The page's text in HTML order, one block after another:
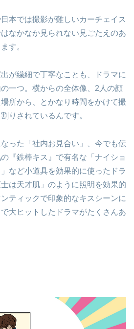
本では撮影が難しいカーチェイス
なかなか見られない見ごたえのあ
す。
が繊細で丁寧なことも、ドラマに
一つ。横からの全体像、2人の顔
所から、とかなり時間をかけて撮
りされているんです。
なった「社内お見合い」、今でも伝
『鉄棒キス』で有名な「ナイショ
など小道具を効果的に使ったドラ
は天才肌」のように照明を効果的
ティックで印象的なキスシーンに
大ヒットしたドラマがたくさんあ